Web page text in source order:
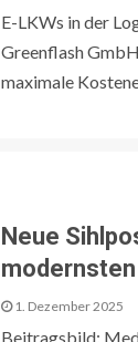
E-LKWs in der
Greenflash
maximale
​​Neue
1. Dezember 2025
Beitragsbild: